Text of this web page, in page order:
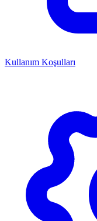
Kullanım Koşulları